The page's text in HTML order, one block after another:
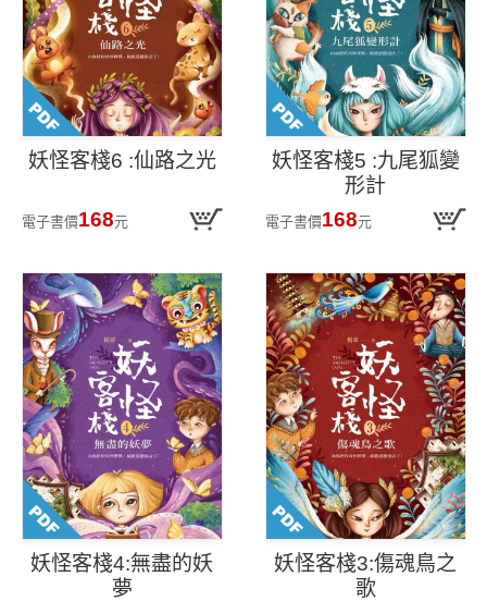
妖怪客棧6 :仙路之光
電子書價168元
妖怪客棧5 :九尾狐變
形計
電子書價168元
妖怪客棧4:無盡的妖
夢
妖怪客棧3:傷魂鳥之
歌